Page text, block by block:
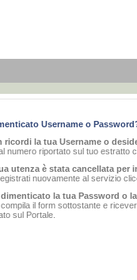
Username o
ricordi la tua Username o
numero riportato sul tuo estratto
utenza è stata cancellata per
nuovamente al servizio
dimenticato la tua Password o
il form sottostante e
sul Portale.